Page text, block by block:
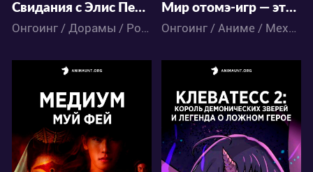
Свидания с Элис Перес
Онгоинг / Дорамы / Романтика
Мир отомэ-игр — это тяжёлый мир для мобов 2
Онгоинг / Аниме / Меха / Фэнтези / Школа / Экшен
2171 15934